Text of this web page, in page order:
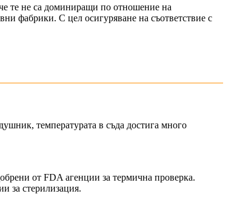
те не са доминиращи по отношение на
фабрики. С цел осигуряване на съответствие с
температурата в съда достига много
от FDA агенции за термична проверка.
за стерилизация.